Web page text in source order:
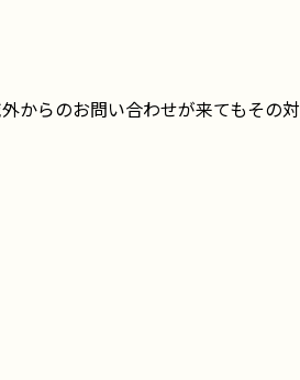
からのお問い合わせが来てもその対